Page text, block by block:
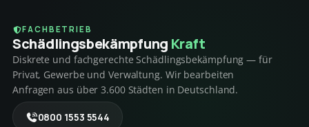
FACHBETRIEB
Schädlings­bekämpfung Kraft
Diskrete und fachgerechte Schädlingsbekämpfung — für
Privat, Gewerbe und Verwaltung. Wir bearbeiten
Anfragen aus über 3.600 Städten in Deutschland.
0800 1553 5544